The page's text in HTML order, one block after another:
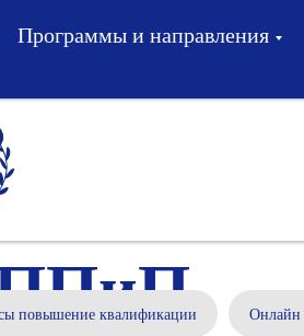
Программы и направления
повышение квалификации Онлайн